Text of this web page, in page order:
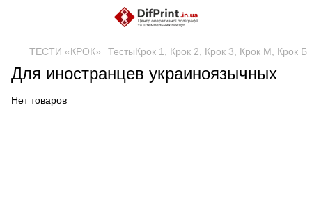
ТЕСТИ «КРОК» ТестыКрок 1, Крок 2, Крок 3, Крок М, Крок Б
Для иностранцев украиноязычных
Нет товаров